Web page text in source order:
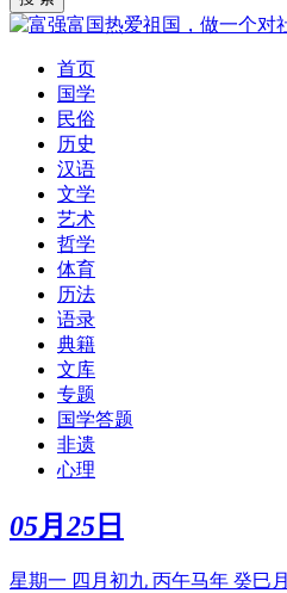
首页
国学
民俗
历史
汉语
文学
艺术
哲学
体育
历法
语录
典籍
文库
专题
国学答题
非遗
心理
05月 25 日
星期一 四月初九 丙午马年 癸巳